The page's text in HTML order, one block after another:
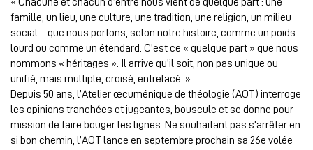
« Chacune et chacun d’entre nous vient de quelque part : une
famille, un lieu, une culture, une tradition, une religion, un milieu
social… que nous portons, selon notre histoire, comme un poids
lourd ou comme un étendard. C’est ce « quelque part » que nous
nommons « héritages ». Il arrive qu’il soit, non pas unique ou
unifié, mais multiple, croisé, entrelacé. »
Depuis 50 ans, l’Atelier œcuménique de théologie (AOT) interroge
les opinions tranchées et jugeantes, bouscule et se donne pour
mission de faire bouger les lignes. Ne souhaitant pas s’arrêter en
si bon chemin, l’AOT lance en septembre prochain sa 26e volée